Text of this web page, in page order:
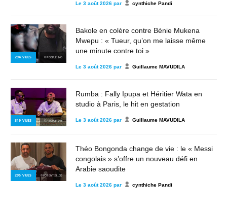
Le 3 août 2026 par cynthiche Pandi
294 VUES © PEOPLE 243
Bakole en colère contre Bénie Mukena
Mwepu : « Tueur, qu’on me laisse même
une minute contre toi »
Le 3 août 2026 par Guillaume MAVUDILA
319 VUES © PEOPLE 243
Rumba : Fally Ipupa et Héritier Wata en
studio à Paris, le hit en gestation
Le 3 août 2026 par Guillaume MAVUDILA
295 VUES © POTENTIEL.CD
Théo Bongonda change de vie : le « Messi
congolais » s’offre un nouveau défi en
Arabie saoudite
Le 3 août 2026 par cynthiche Pandi